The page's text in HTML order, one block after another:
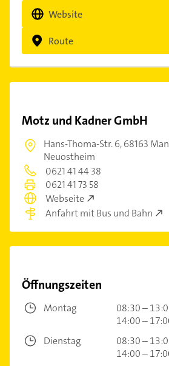
Website
Route
Motz und Kadner GmbH
Hans-Thoma-Str. 6,68163
Neuostheim
0621 41 44 38
0621 41 73 58
Webseite
Anfahrt mit Bus und Bahn
Öffnungszeiten
Montag
08:30 –
14:00 –
Dienstag
08:30 –
14:00 –